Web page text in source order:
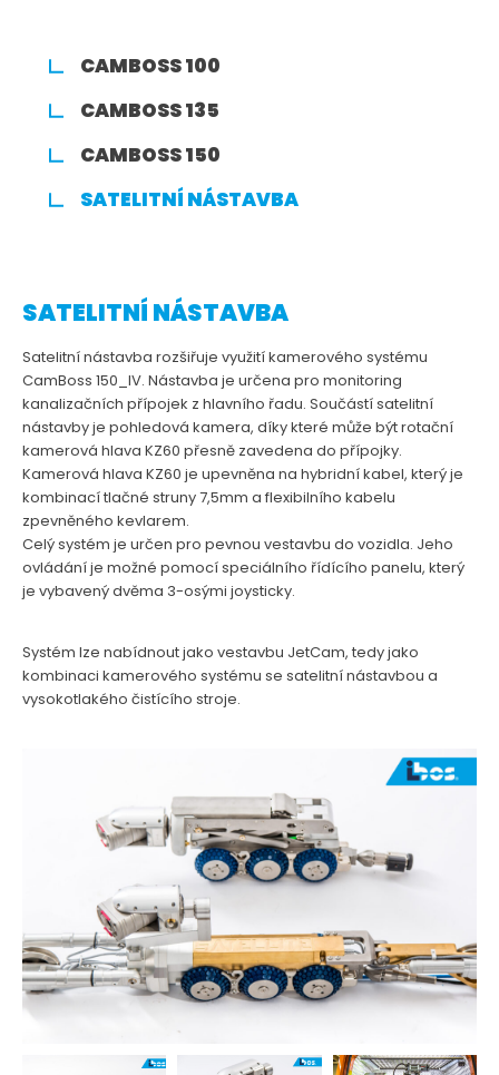
CAMBOSS 100
CAMBOSS 135
CAMBOSS 150
SATELITNÍ NÁSTAVBA
SATELITNÍ NÁSTAVBA
Satelitní nástavba rozšiřuje využití kamerového systému
CamBoss 150_IV. Nástavba je určena pro monitoring
kanalizačních přípojek z hlavního řadu. Součástí satelitní
nástavby je pohledová kamera, díky které může být rotační
kamerová hlava KZ60 přesně zavedena do přípojky.
Kamerová hlava KZ60 je upevněna na hybridní kabel, který je
kombinací tlačné struny 7,5mm a flexibilního kabelu
zpevněného kevlarem.
Celý systém je určen pro pevnou vestavbu do vozidla. Jeho
ovládání je možné pomocí speciálního řídícího panelu, který
je vybavený dvěma 3-osými joysticky.
Systém lze nabídnout jako vestavbu JetCam, tedy jako
kombinaci kamerového systému se satelitní nástavbou a
vysokotlakého čistícího stroje.